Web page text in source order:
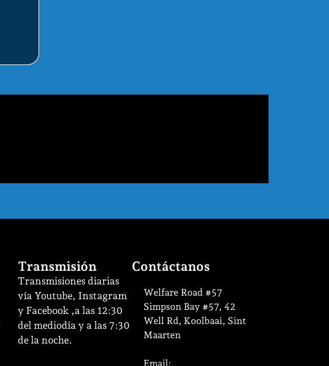
Transmisión
Transmisiones diarias
vía Youtube, Instagram
y Facebook ,a las 12:30
del mediodía y a las 7:30
de la noche.
Contáctanos
Welfare Road #57
Simpson Bay #57, 42
Well Rd, Koolbaai, Sint
Maarten
Email: